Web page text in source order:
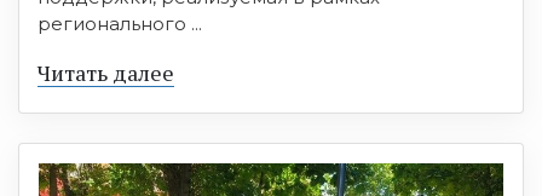
регионального ...
Читать далее